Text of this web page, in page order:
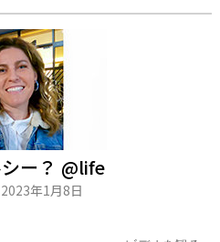
ー？ @life
2023年1月8日